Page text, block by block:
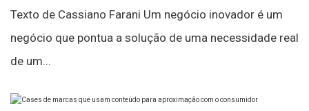
Texto de Cassiano Farani Um negócio inovador é um
negócio que pontua a solução de uma necessidade real
de um...